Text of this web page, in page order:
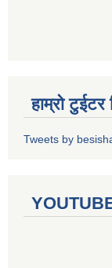
हाम्रो टुईटर
Tweets by